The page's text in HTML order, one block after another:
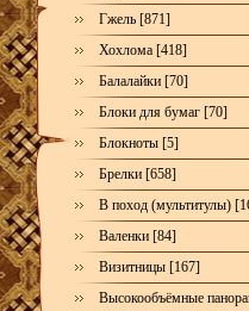
Гжель [871]
Хохлома [418]
Балалайки [70]
Блоки для бумаг [70]
Блокноты [5]
Брелки [658]
В поход (мультитулы)
Валенки [84]
Визитницы [167]
Высокообъёмные